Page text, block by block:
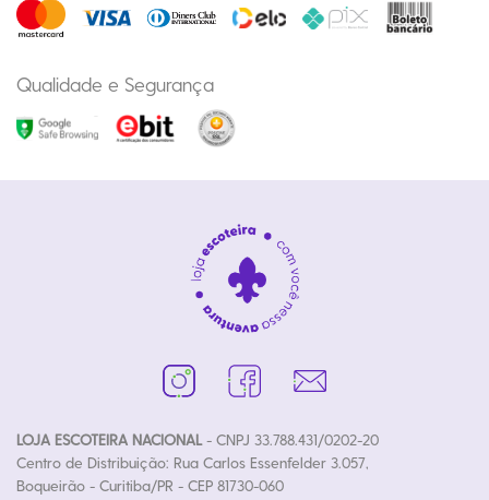
Qualidade e Segurança
LOJA ESCOTEIRA NACIONAL- CNPJ 33.788.431/0202-20
Centro de Distribuição: Rua Carlos Essenfelder 3.057,
Boqueirão - Curitiba/PR - CEP 81730-060